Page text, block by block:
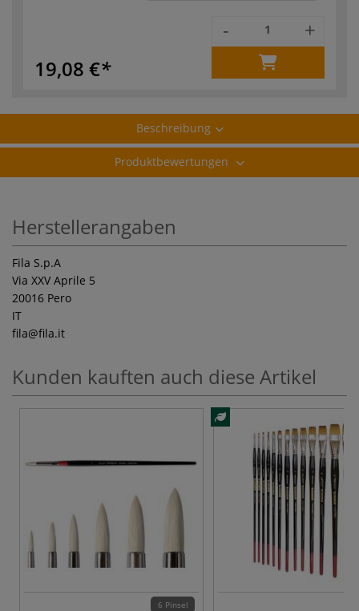
19,08 €
- +
Beschreibung
Produktbewertungen
Herstellerangaben
Fila S.p.A
Via XXV Aprile 5
20016 Pero
IT
fila@fila.it
Kunden kauften auch diese Artikel
6 Pinsel